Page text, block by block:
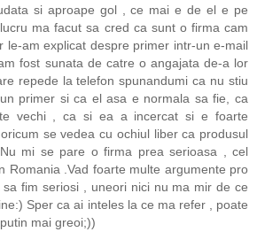
si aproape gol , ce mai e de el e pe
ma facut sa cred ca sunt o firma cam
le-am explicat despre primer intr-un e-mail
fost sunata de catre o angajata de-a lor
repede la telefon spunandumi ca nu stiu
primer si ca el asa e normala sa fie, ca
vechi , ca si ea a incercat si e foarte
se vedea cu ochiul liber ca produsul
mi se pare o firma prea serioasa , cel
Romania .Vad foarte multe argumente pro
fim seriosi , uneori nici nu ma mir de ce
Sper ca ai inteles la ce ma refer , poate
mai greoi;))